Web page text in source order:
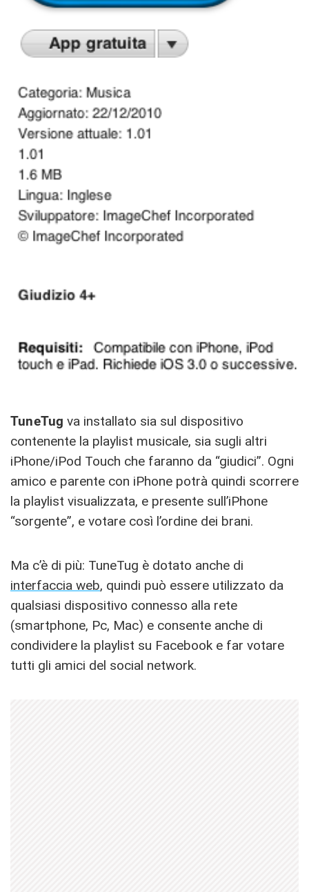
TuneTug va installato sia sul dispositivo
contenente la playlist musicale, sia sugli altri
iPhone/iPod Touch che faranno da “giudici”. Ogni
amico e parente con iPhone potrà quindi scorrere
la playlist visualizzata, e presente sull’iPhone
“sorgente”, e votare così l’ordine dei brani.
Ma c’è di più: TuneTug è dotato anche di
interfaccia web, quindi può essere utilizzato da
qualsiasi dispositivo connesso alla rete
(smartphone, Pc, Mac) e consente anche di
condividere la playlist su Facebook e far votare
tutti gli amici del social network.